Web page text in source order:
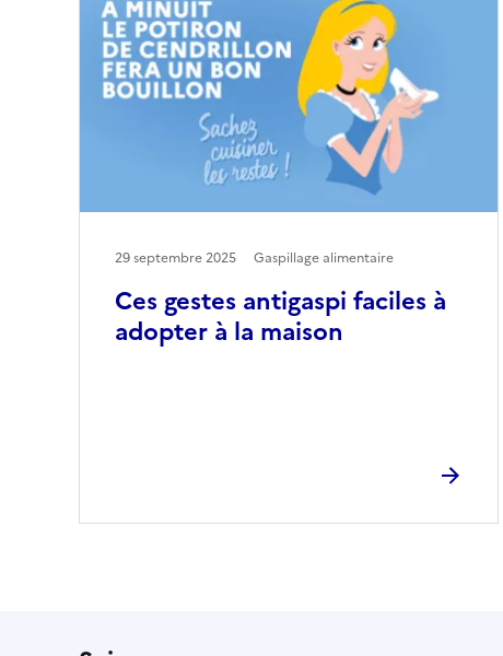
Ces gestes antigaspi faciles à
adopter à la maison
29 septembre 2025 Gaspillage alimentaire